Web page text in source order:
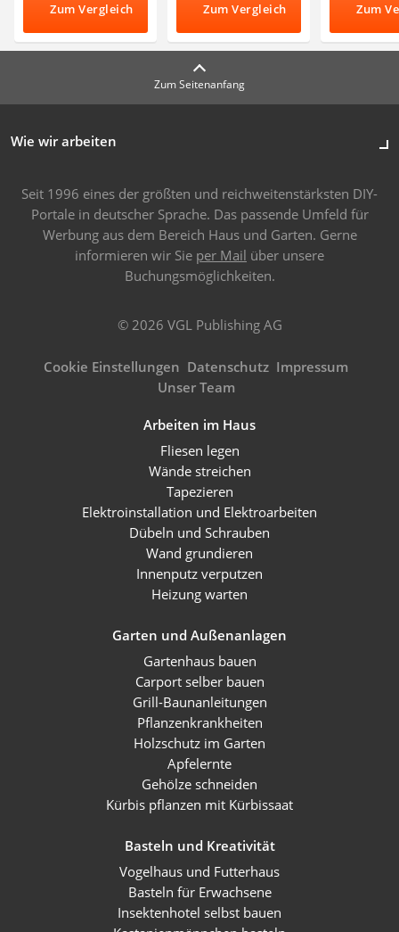
Zum Vergleich Zum Vergleich Zum
Zum Seitenanfang
Wie wir arbeiten
Seit 1996 eines der größten und reichweitenstärksten DIY-
Portale in deutscher Sprache. Das passende Umfeld für
Werbung aus dem Bereich Haus und Garten. Gerne
informieren wir Sie per Mail über unsere
Buchungsmöglichkeiten.
© 2026 VGL Publishing AG
Cookie Einstellungen Datenschutz Impressum
Unser Team
Arbeiten im Haus
Fliesen legen
Wände streichen
Tapezieren
Elektroinstallation und Elektroarbeiten
Dübeln und Schrauben
Wand grundieren
Innenputz verputzen
Heizung warten
Garten und Außenanlagen
Gartenhaus bauen
Carport selber bauen
Grill-Baunanleitungen
Pflanzenkrankheiten
Holzschutz im Garten
Apfelernte
Gehölze schneiden
Kürbis pflanzen mit Kürbissaat
Basteln und Kreativität
Vogelhaus und Futterhaus
Basteln für Erwachsene
Insektenhotel selbst bauen